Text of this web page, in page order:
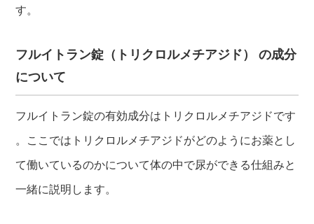
す。
フルイトラン錠（トリクロルメチアジド） の成分
について
フルイトラン錠の有効成分はトリクロルメチアジドです
。ここではトリクロルメチアジドがどのようにお薬とし
て働いているのかについて体の中で尿ができる仕組みと
一緒に説明します。